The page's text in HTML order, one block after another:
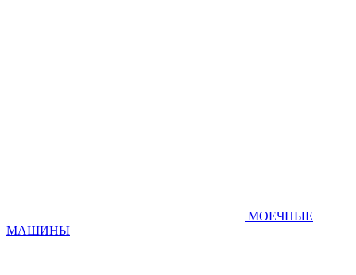
МОЕЧНЫЕ
МАШИНЫ